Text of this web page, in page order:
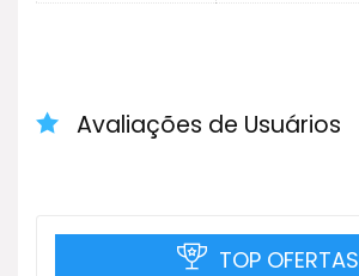
Avaliações de Usuários
TOP OFERTAS